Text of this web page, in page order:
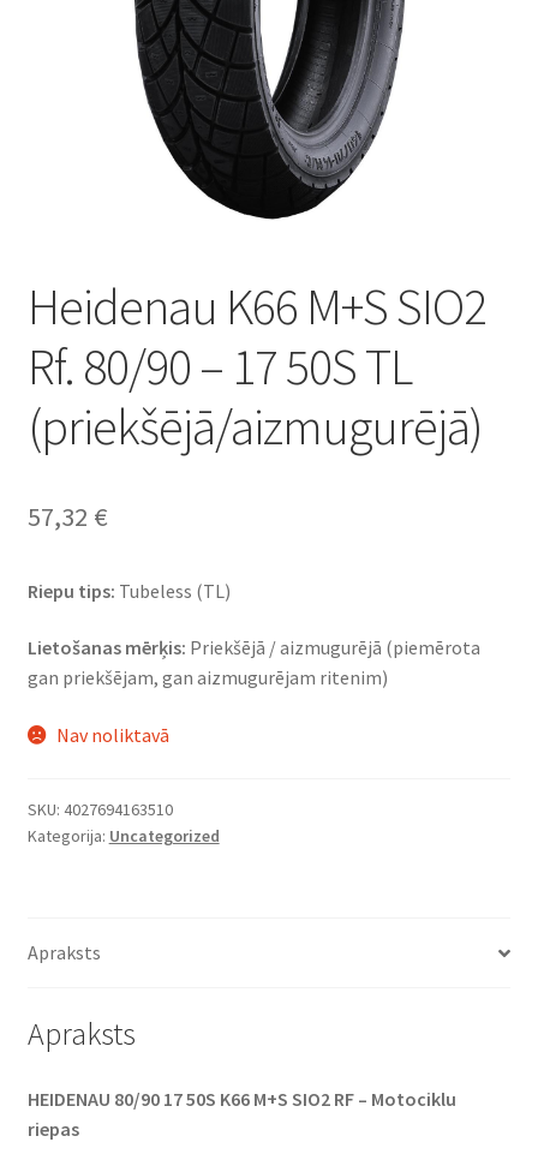
Heidenau K66 M+S SIO2
Rf. 80/90 – 17 50S TL
(priekšējā/aizmugurējā)
57,32 €
Riepu tips: Tubeless (TL)
Lietošanas mērķis: Priekšējā / aizmugurējā (piemērota
gan priekšējam, gan aizmugurējam ritenim)
Nav noliktavā
SKU: 4027694163510
Kategorija: Uncategorized
Apraksts
Apraksts
HEIDENAU 80/90 17 50S K66 M+S SIO2 RF – Motociklu
riepas